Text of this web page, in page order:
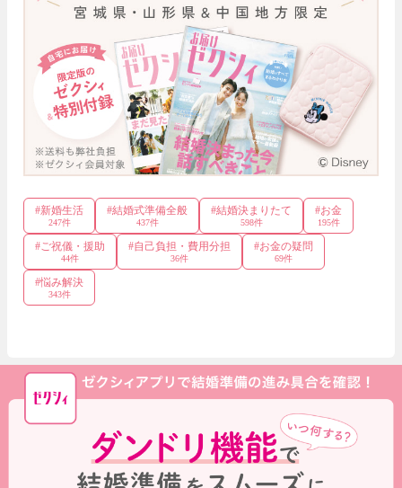
#新婚生活
247件
#結婚式準備全般
437件
#結婚決まりたて
598件
#お金
195件
# ご祝儀・援助
44件
#自己負担・費用分担
36件
#お金の疑問
69件
#悩み解決
343件